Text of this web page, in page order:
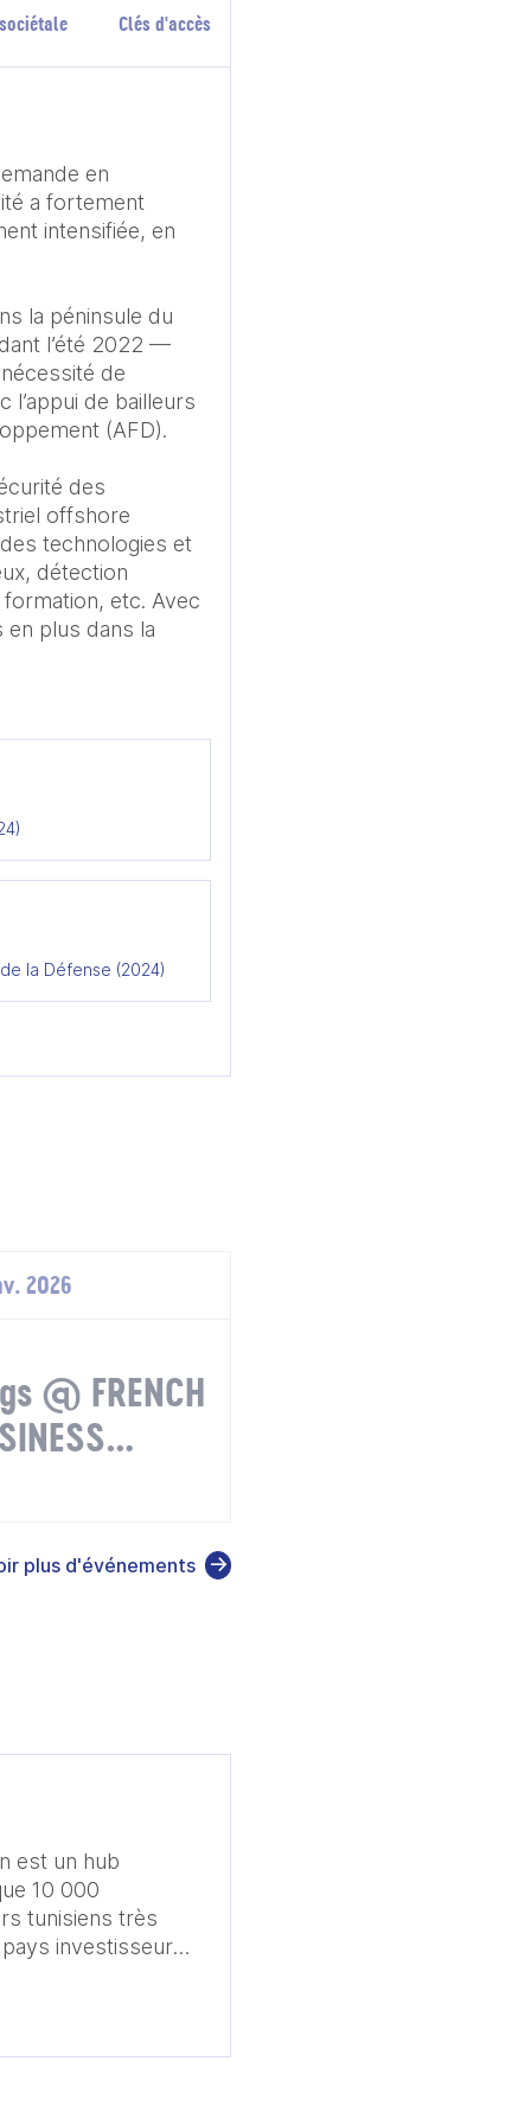
Clés d'accès
en
a fortement
intensifiée, en
la péninsule du
l’été 2022 —
de
l’appui de bailleurs
(AFD).
des
offshore
technologies et
détection
etc. Avec
en plus dans la
la Défense (2024)
2026
@ FRENCH
plus d'événements
est un hub
10 000
tunisiens très
pays investisseur
EUR